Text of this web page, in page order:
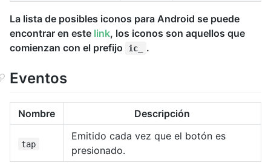
La lista de posibles iconos para Android se puede
encontrar en este link, los iconos son aquellos que
comienzan con el prefijo
ic_ .
Eventos
Nombre Descripción
tap
Emitido cada vez que el botón es
presionado.